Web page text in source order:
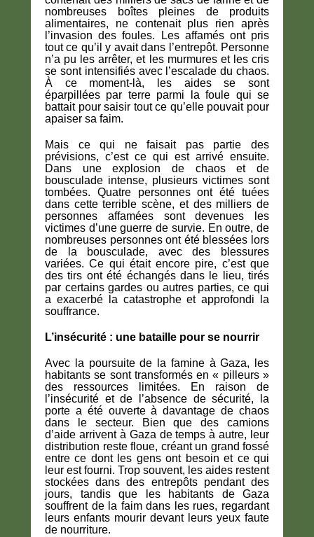
nombreuses boîtes pleines de produits
alimentaires, ne contenait plus rien après
l’invasion des foules. Les affamés ont pris
tout ce qu’il y avait dans l’entrepôt. Personne
n’a pu les arrêter, et les murmures et les cris
se sont intensifiés avec l’escalade du chaos.
À ce moment-là, les aides se sont
éparpillées par terre parmi la foule qui se
battait pour saisir tout ce qu’elle pouvait pour
apaiser sa faim.
Mais ce qui ne faisait pas partie des
prévisions, c’est ce qui est arrivé ensuite.
Dans une explosion de chaos et de
bousculade intense, plusieurs victimes sont
tombées. Quatre personnes ont été tuées
dans cette terrible scène, et des milliers de
personnes affamées sont devenues les
victimes d’une guerre de survie. En outre, de
nombreuses personnes ont été blessées lors
de la bousculade, avec des blessures
variées. Ce qui était encore pire, c’est que
des tirs ont été échangés dans le lieu, tirés
par certains gardes ou autres parties, ce qui
a exacerbé la catastrophe et approfondi la
souffrance.
L’insécurité : une bataille pour se nourrir
Avec la poursuite de la famine à Gaza, les
habitants se sont transformés en « pilleurs »
des ressources limitées. En raison de
l’insécurité et de l’absence de sécurité, la
porte a été ouverte à davantage de chaos
dans le secteur. Bien que des camions
d’aide arrivent à Gaza de temps à autre, leur
distribution reste floue, créant un grand fossé
entre ce dont les gens ont besoin et ce qui
leur est fourni. Trop souvent, les aides restent
stockées dans des entrepôts pendant des
jours, tandis que les habitants de Gaza
souffrent de la faim dans les rues, regardant
leurs enfants mourir devant leurs yeux faute
de nourriture.